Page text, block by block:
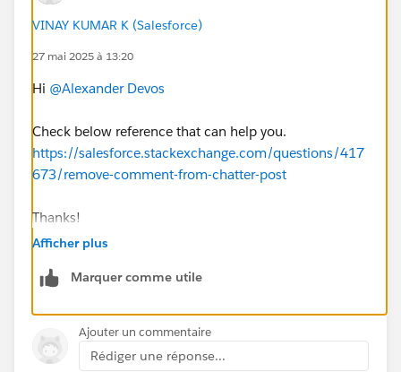
VINAY KUMAR K (Salesforce)
27 mai 2025 à 13:20
Hi @Alexander Devos
Check below reference that can help you.
https://salesforce.stackexchange.com/questions/417
673/remove-comment-from-chatter-post
Thanks!
Afficher plus
Marquer comme utile
Ajouter un commentaire
Rédiger une réponse...